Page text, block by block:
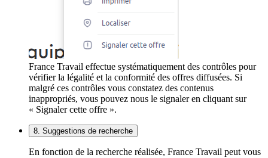
France Travail effectue systématiquement des contrôles pour
vérifier la légalité et la conformité des offres diffusées. Si
malgré ces contrôles vous constatez des contenus
inappropriés, vous pouvez nous le signaler en cliquant sur
« Signaler cette offre ».
8. Suggestions de recherche
En fonction de la recherche réalisée, France Travail peut vous